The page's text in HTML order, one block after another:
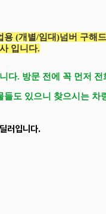
(개별/임대)넘버 구해
입니다.
다. 방문 전에 꼭 먼저 전
도 있으니 찾으시는 차
러입니다.